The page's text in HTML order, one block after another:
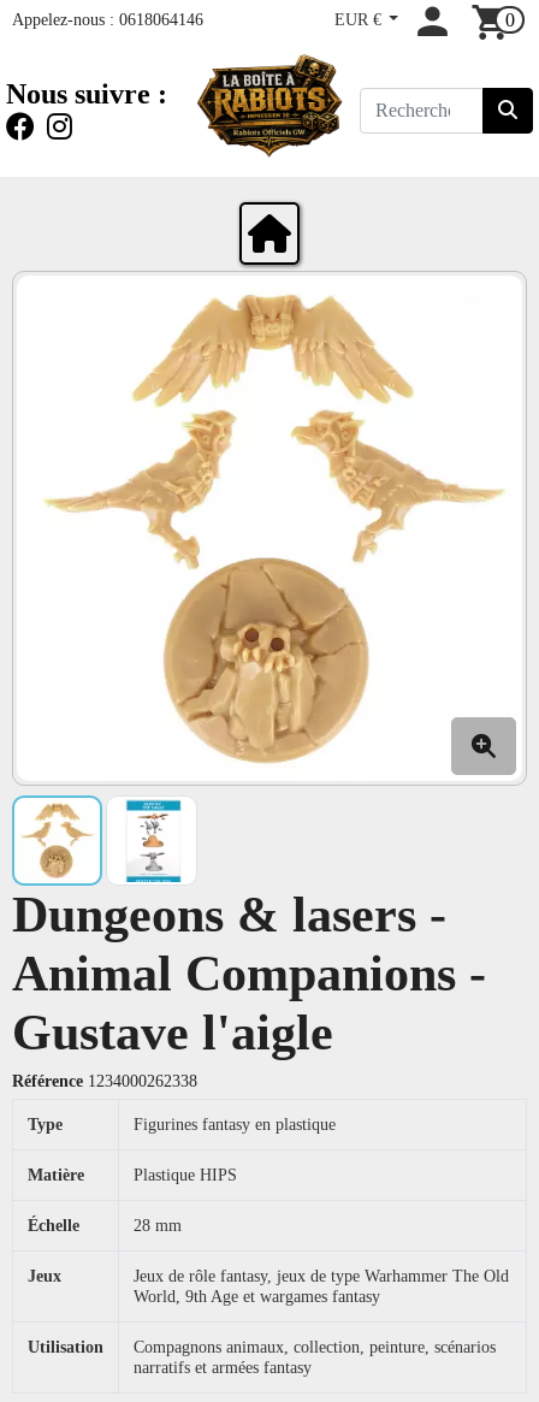
Appelez-nous : 0618064146 EUR € 0
Nous suivre :
Dungeons & lasers -
Animal Companions -
Gustave l'aigle
Référence 1234000262338
Type Figurines fantasy en plastique
Matière Plastique HIPS
Échelle 28 mm
Jeux
Jeux de rôle fantasy, jeux de type Warhammer The Old
World, 9th Age et wargames fantasy
Utilisation
Compagnons animaux, collection, peinture, scénarios
narratifs et armées fantasy